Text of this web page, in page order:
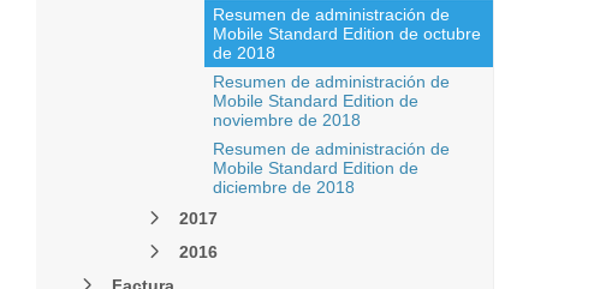
Resumen de administración de
Mobile Standard Edition de octubre
de 2018
Resumen de administración de
Mobile Standard Edition de
noviembre de 2018
Resumen de administración de
Mobile Standard Edition de
diciembre de 2018
2017
2016